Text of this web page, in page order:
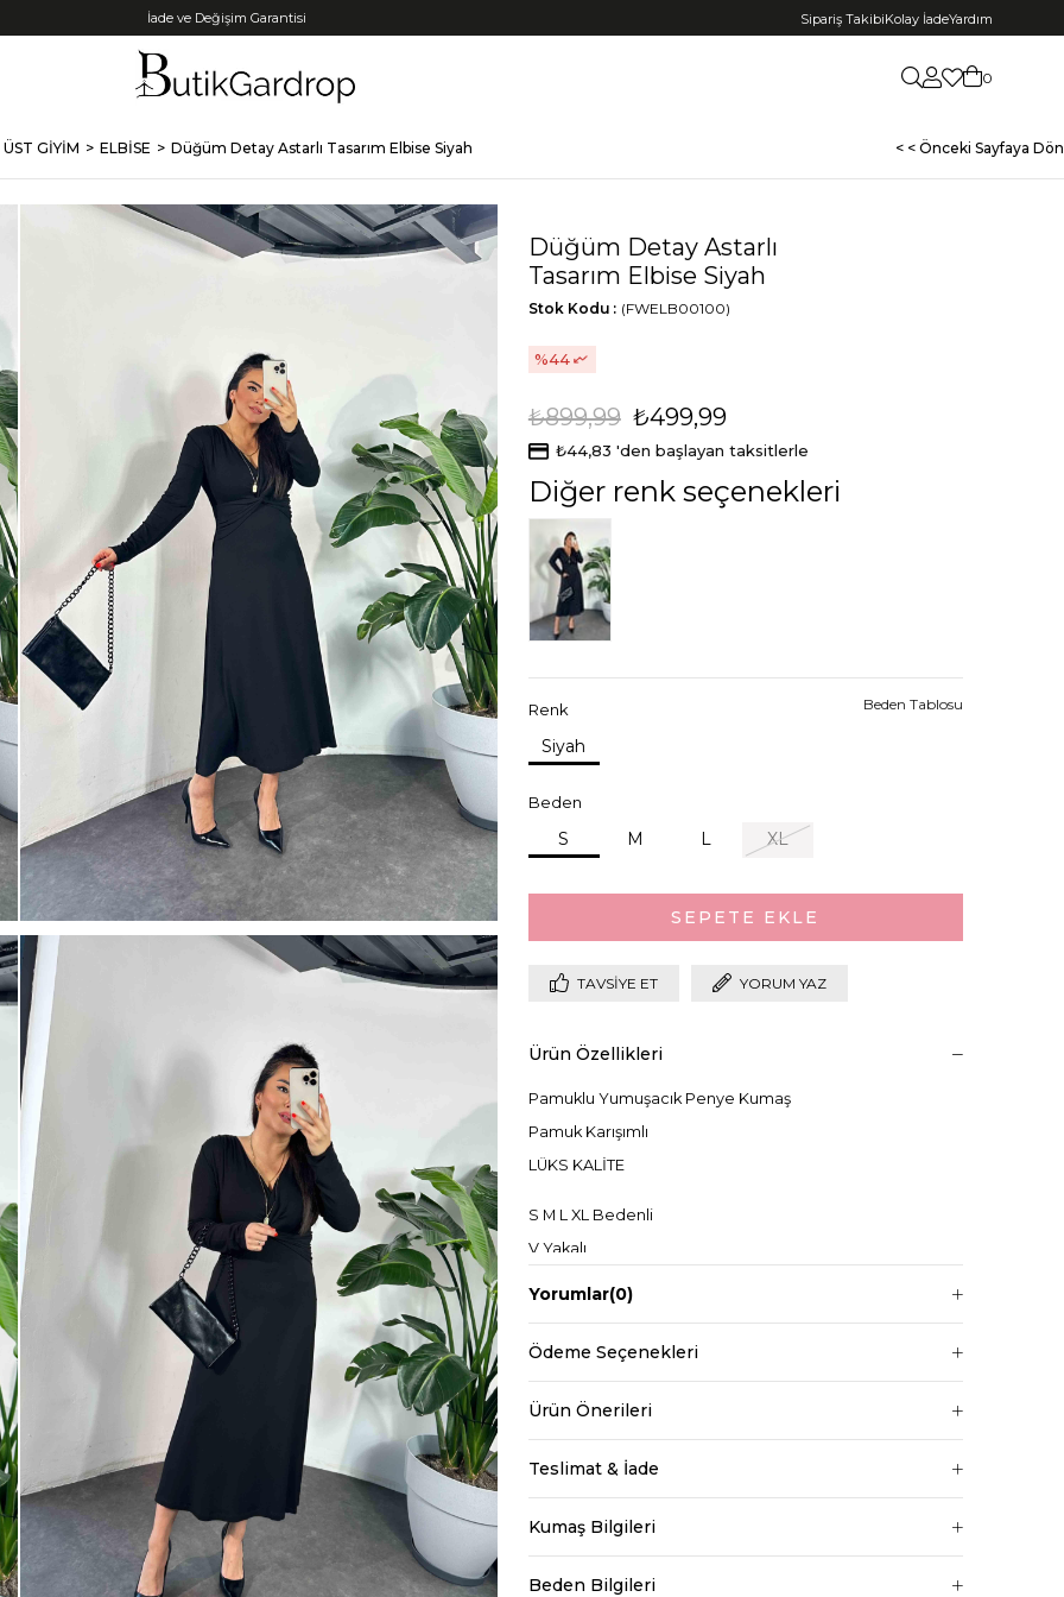
Tüm Kredi Kartlarına +12 Taksit İmkanı! Sipariş TakibiKolay İadeYardım
0
ÜST GİYİM ELBİSE Düğüm Detay Astarlı Tasarım Elbise Siyah < < Önceki Sayfaya Dön
Düğüm Detay Astarlı
Tasarım Elbise Siyah
(FWELB00100)
Stok Kodu
44
₺899,99 ₺499,99
₺44,83 'den başlayan taksitlerle
Diğer renk seçenekleri
Renk
Siyah
Beden
S M L XL
Beden Tablosu
TAVSIYE ET YORUM YAZ
Ürün Özellikleri
Pamuklu Yumuşacık Penye Kumaş
Pamuk Karışımlı
LÜKS KALİTE
S M L XL Bedenli
V Yakalı
Manken ölçüleri ise;
Boy 1.68 cm
Bel Normal Bel
Yorumlar(0)
Ödeme Seçenekleri
Ürün Önerileri
Teslimat & İade
Kumaş Bilgileri
Beden Bilgileri